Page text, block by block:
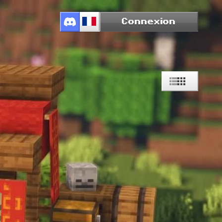
Connexion